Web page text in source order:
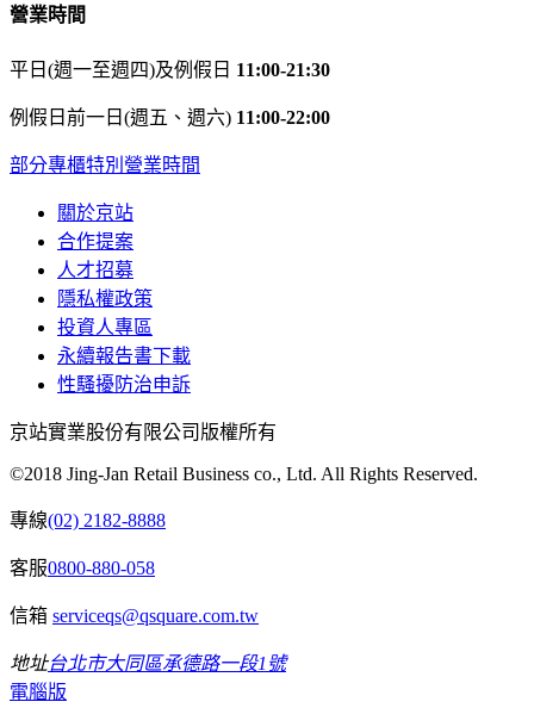
營業時間
平日(週一至週四)及例假日 11:00-21:30
例假日前一日(週五、週六) 11:00-22:00
部分專櫃特別營業時間
關於京站
合作提案
人才招募
隱私權政策
投資人專區
永續報告書下載
性騷擾防治申訴
京站實業股份有限公司版權所有
©2018 Jing-Jan Retail Business co., Ltd. All Rights Reserved.
專線(02) 2182-8888
客服0800-880-058
信箱 serviceqs@qsquare.com.tw
地址台北市大同區承德路一段1號
電腦版